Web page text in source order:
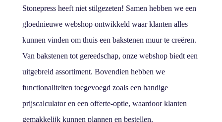
Stonepress heeft niet stilgezeten! Samen hebben we een
gloednieuwe webshop ontwikkeld waar klanten alles
kunnen vinden om thuis een bakstenen muur te creëren.
Van bakstenen tot gereedschap, onze webshop biedt een
uitgebreid assortiment. Bovendien hebben we
functionaliteiten toegevoegd zoals een handige
prijscalculator en een offerte-optie, waardoor klanten
gemakkelijk kunnen plannen en bestellen.